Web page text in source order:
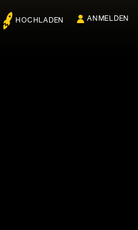
HOCHLADEN ANMELDEN